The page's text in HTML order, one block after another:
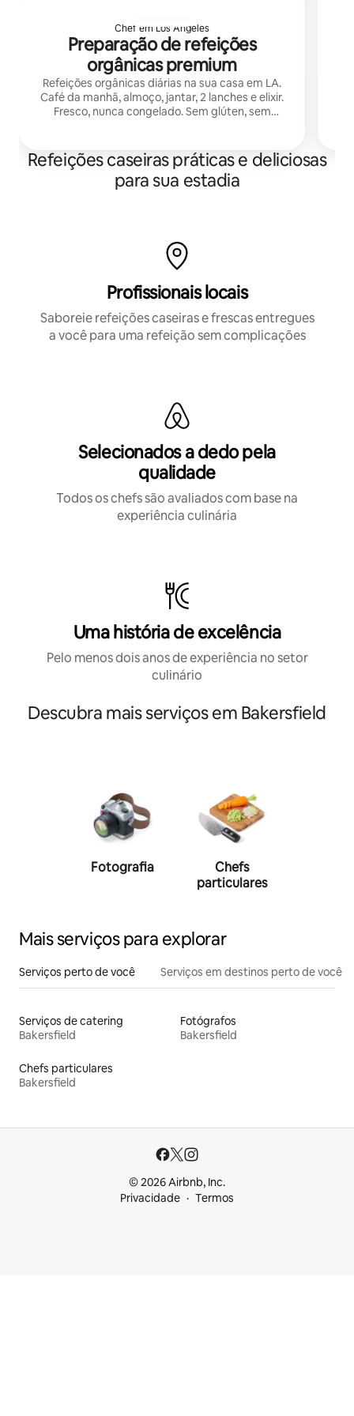
Chef em Los Angeles
Preparação de refeições
orgânicas premium
Refeições orgânicas diárias na sua casa em LA.
Café da manhã, almoço, jantar, 2 lanches e elixir.
Fresco, nunca congelado. Sem glúten, sem
Refeições caseiras práticas e deliciosas
para sua estadia
Profissionais locais
Saboreie refeições caseiras e frescas entregues
a você para uma refeição sem complicações
Selecionados a dedo pela
qualidade
Todos os chefs são avaliados com base na
experiência culinária
Uma história de excelência
Pelo menos dois anos de experiência no setor
culinário
Descubra mais serviços em Bakersfield
Fotografia
Chefs
particulares
Mais serviços para explorar
Serviços perto de você Serviços em destinos perto de você
Serviços de catering
Bakersfield
Fotógrafos
Bakersfield
Chefs particulares
Bakersfield
© 2026 Airbnb, Inc.
Privacidade
Termos